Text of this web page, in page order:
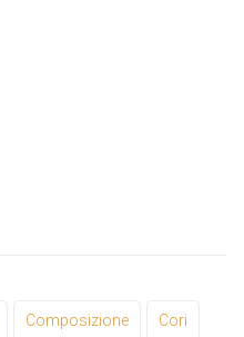
Composizione Cori